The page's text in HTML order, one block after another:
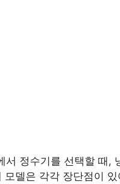
서 정수기를 선택할 때,
모델은 각각 장단점이